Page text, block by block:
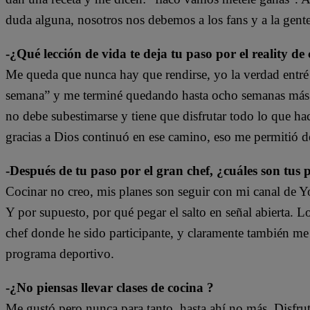
duda alguna, nosotros nos debemos a los fans y a la
-¿Qué lección de vida te deja tu paso por el reality de
Me queda que nunca hay que rendirse, yo la verdad
semana” y me terminé quedando hasta ocho semanas
no debe subestimarse y tiene que disfrutar todo lo que
gracias a Dios continuó en ese camino, eso me permitió
-Después de tu paso por el gran chef, ¿cuáles son tus
Cocinar no creo, mis planes son seguir con mi canal de
Y por supuesto, por qué pegar el salto en señal abierta.
chef donde he sido participante, y claramente también
programa deportivo.
-¿No piensas llevar clases de cocina ?